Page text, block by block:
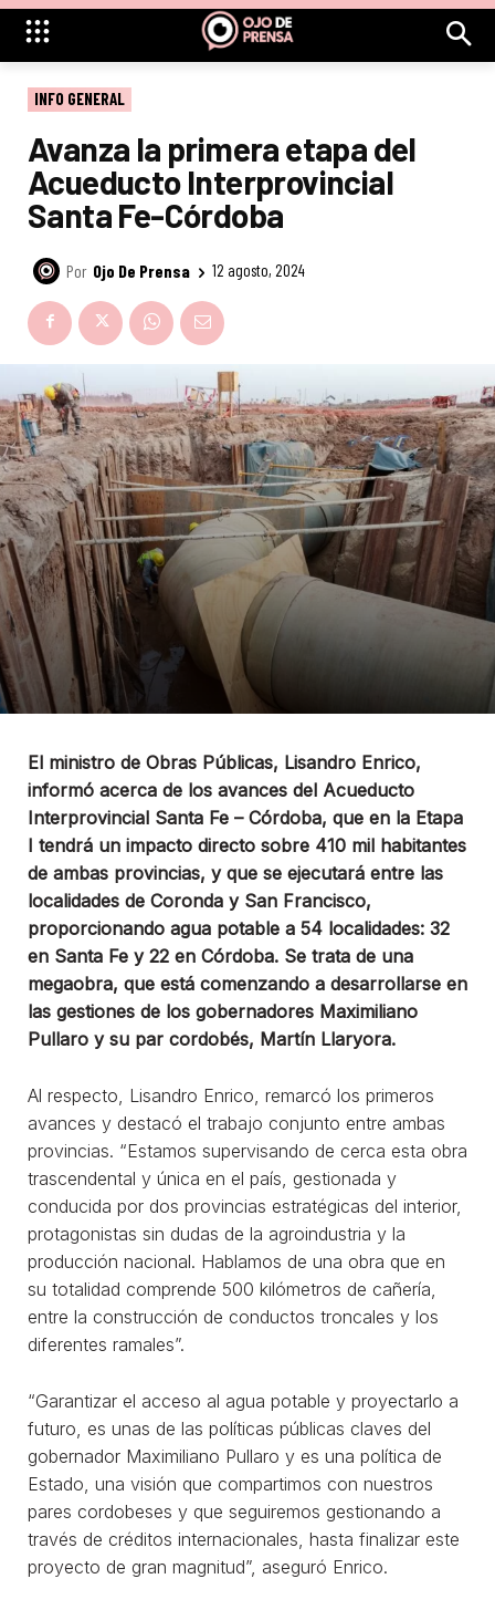
INFO GENERAL
Avanza la primera etapa del
Acueducto Interprovincial
Santa Fe-Córdoba
Por Ojo De Prensa 12 agosto, 2024
El ministro de Obras Públicas, Lisandro Enrico,
informó acerca de los avances del Acueducto
Interprovincial Santa Fe – Córdoba, que en la Etapa
I tendrá un impacto directo sobre 410 mil habitantes
de ambas provincias, y que se ejecutará entre las
localidades de Coronda y San Francisco,
proporcionando agua potable a 54 localidades: 32
en Santa Fe y 22 en Córdoba. Se trata de una
megaobra, que está comenzando a desarrollarse en
las gestiones de los gobernadores Maximiliano
Pullaro y su par cordobés, Martín Llaryora.
Al respecto, Lisandro Enrico, remarcó los primeros
avances y destacó el trabajo conjunto entre ambas
provincias. “Estamos supervisando de cerca esta obra
trascendental y única en el país, gestionada y
conducida por dos provincias estratégicas del interior,
protagonistas sin dudas de la agroindustria y la
producción nacional. Hablamos de una obra que en
su totalidad comprende 500 kilómetros de cañería,
entre la construcción de conductos troncales y los
diferentes ramales”.
“Garantizar el acceso al agua potable y proyectarlo a
futuro, es unas de las políticas públicas claves del
gobernador Maximiliano Pullaro y es una política de
Estado, una visión que compartimos con nuestros
pares cordobeses y que seguiremos gestionando a
través de créditos internacionales, hasta finalizar este
proyecto de gran magnitud”, aseguró Enrico.